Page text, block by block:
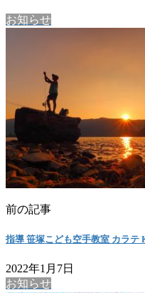
お知らせ
前の記事
指導 笹塚こども空手教室 カラテ
2022年1月7日
お知らせ